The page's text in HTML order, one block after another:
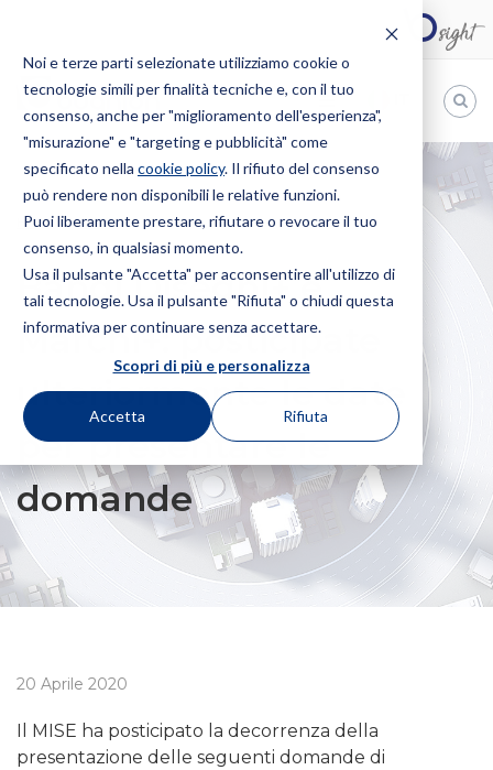
Noi e terze parti selezionate utilizziamo cookie o
tecnologie simili per finalità tecniche e, con il tuo
consenso, anche per "miglioramento dell'esperienza",
"misurazione" e "targeting e pubblicità" come
specificato nella cookie policy. Il rifiuto del consenso
può rendere non disponibili le relative funzioni.
Puoi liberamente prestare, rifiutare o revocare il tuo
consenso, in qualsiasi momento.
Usa il pulsante "Accetta" per acconsentire all'utilizzo di
tali tecnologie. Usa il pulsante "Rifiuta" o chiudi questa
informativa per continuare senza accettare.
Scopri di più e personalizza
Accetta Rifiuta
Bugnion
The
way
HOME NEWS
BANDI DISEGNI+ E MARCHI+: POSTICIPATE
ULTERIORMENTE LE DATE PER PRESENTARE LE DOMANDE
Bandi Disegni+ e
Marchi+: posticipate
ulteriormente le date
per presentare le
domande
20 Aprile 2020
Il MISE ha posticipato la decorrenza della
presentazione delle seguenti domande di